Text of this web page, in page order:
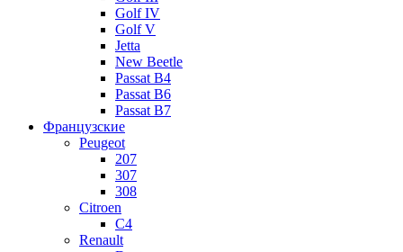
Golf IV
Golf V
Jetta
New Beetle
Passat B4
Passat B6
Passat B7
Французские
Peugeot
207
307
308
Citroen
C4
Renault